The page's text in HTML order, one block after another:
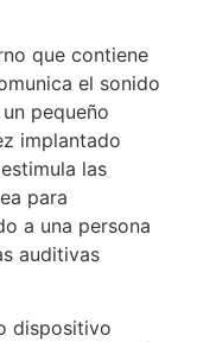
que contiene
el sonido
pequeño
implantado
las
para
a una persona
auditivas
dispositivo